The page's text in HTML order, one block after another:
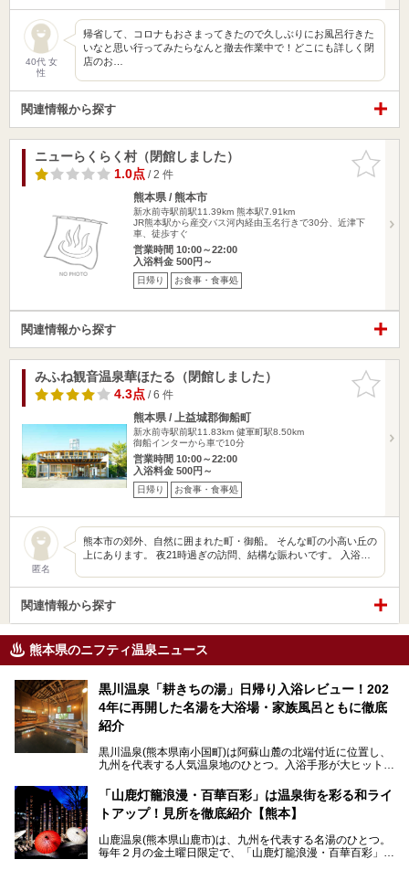
40代 女
性
帰省して、コロナもおさまってきたので久しぶりにお風呂行きた
いなと思い行ってみたらなんと撤去作業中で！どこにも詳しく閉
店のお…
関連情報から探す
お気に入
りに追加
ニューらくらく村（閉館しました）
1.0点/ 2 件
熊本県 / 熊本市
新水前寺駅前駅11.39km 熊本駅7.91km
JR熊本駅から産交バス河内経由玉名行きで30分、近津下
車、徒歩すぐ
営業時間 10:00～22:00
入浴料金 500円～
日帰り お食事・食事処
関連情報から探す
お気に入
りに追加
みふね観音温泉華ほたる（閉館しました）
4.3点/ 6 件
熊本県 / 上益城郡御船町
新水前寺駅前駅11.83km 健軍町駅8.50km
御船インターから車で10分
営業時間 10:00～22:00
入浴料金 500円～
日帰り お食事・食事処
匿名
熊本市の郊外、自然に囲まれた町・御船。 そんな町の小高い丘の
上にあります。 夜21時過ぎの訪問、結構な賑わいです。 入浴…
関連情報から探す
熊本県のニフティ温泉ニュース
黒川温泉「耕きちの湯」日帰り入浴レビュー！202
4年に再開した名湯を大浴場・家族風呂ともに徹底
紹介
黒川温泉(熊本県南小国町)は阿蘇山麓の北端付近に位置し、
九州を代表する人気温泉地のひとつ。入浴手形が大ヒット
す。
中でも「耕きち(こうきち)の湯」は露天風呂を持たないもの
り一度廃業しましたが、2024年10月に営業再開。数多くの
温泉ファンに注目される名湯です。
「山鹿灯籠浪漫・百華百彩」は温泉街を彩る和ライ
トアップ！見所を徹底紹介【熊本】
山鹿温泉(熊本県山鹿市)は、九州を代表する名湯のひとつ。
毎年２月の金土曜日限定で、「山鹿灯籠浪漫・百華百彩」